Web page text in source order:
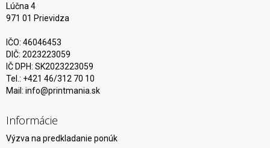
Lúčna 4
971 01 Prievidza
IČO: 46046453
DIČ: 2023223059
IČ DPH: SK2023223059
Tel.: +421 46/312 70 10
Mail: info@printmania.sk
Informácie
Výzva na predkladanie ponúk